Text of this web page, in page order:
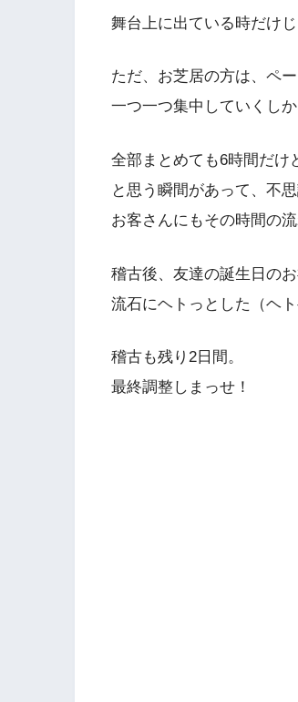
舞台上に出ている時だけ
ただ、お芝居の方は、ペ
一つ一つ集中していくしか
全部まとめても6時間だけ
と思う瞬間があって、不思
お客さんにもその時間の
稽古後、友達の誕生日の
流石にヘトっとした（ヘ
稽古も残り2日間。
最終調整しまっせ！